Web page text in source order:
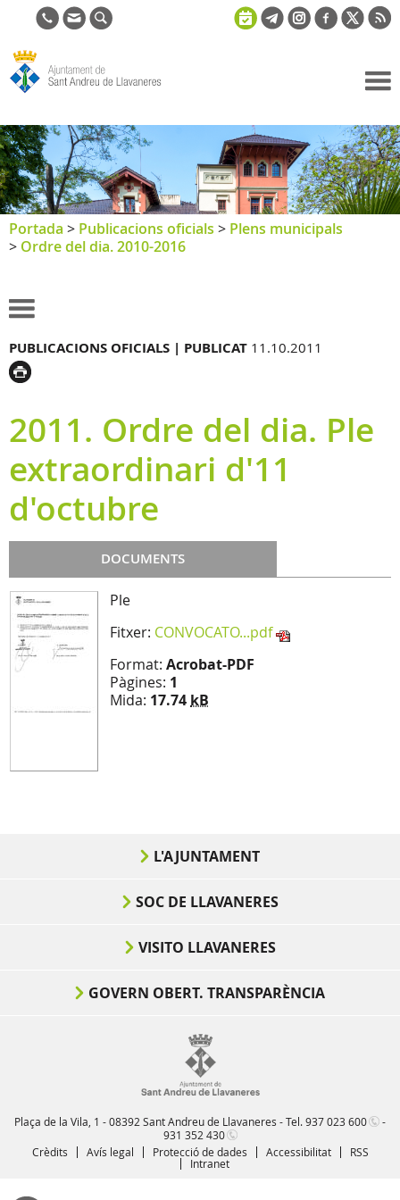
de Sant
Andreu de
Llavaneres
Portada > Publicacions oficials > Plens municipals
> Ordre del dia. 2010-2016
PUBLICACIONS OFICIALS | PUBLICAT 11.10.2011
2011. Ordre del dia. Ple
extraordinari d'11
d'octubre
DOCUMENTS
Ple
Fitxer: CONVOCATO...pdf
Format: Acrobat-PDF
Pàgines: 1
Mida: 17.74 kB
L'AJUNTAMENT
SOC DE LLAVANERES
VISITO LLAVANERES
GOVERN OBERT. TRANSPARÈNCIA
Plaça de la Vila, 1 - 08392 Sant Andreu de Llavaneres - Tel.937 023 600
-
931 352 430
Crèdits
Avís legal Protecció de dades Accessibilitat
RSS
Intranet